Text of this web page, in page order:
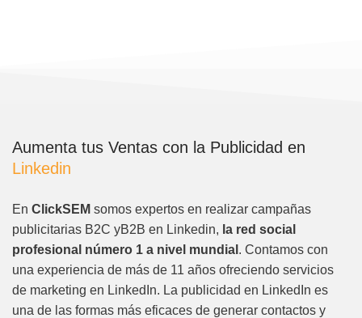
Aumenta tus Ventas con la Publicidad en
Linkedin
En ClickSEM somos expertos en realizar campañas
publicitarias B2C yB2B en Linkedin, la red social
profesional número 1 a nivel mundial . Contamos con
una experiencia de más de 11 años ofreciendo servicios
de marketing en LinkedIn. La publicidad en LinkedIn es
una de las formas más eficaces de generar contactos y